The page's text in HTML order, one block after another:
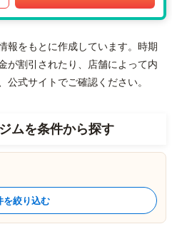
報をもとに作成しています。時期
が割引されたり、店舗によって内
式サイトでご確認ください。
ムを条件から探す
を絞り込む